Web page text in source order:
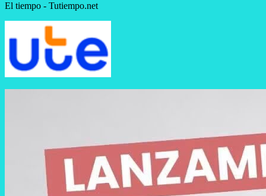
El tiempo - Tutiempo.net